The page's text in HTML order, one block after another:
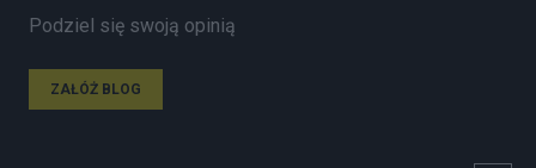
Podziel się swoją opinią
ZAŁÓŻ BLOG